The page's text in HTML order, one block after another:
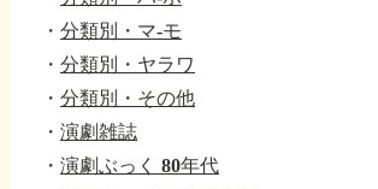
・ 分類別・マ-モ
・ 分類別・ヤラワ
・ 分類別・その他
・ 演劇雑誌
・ 演劇ぶっく 80年代